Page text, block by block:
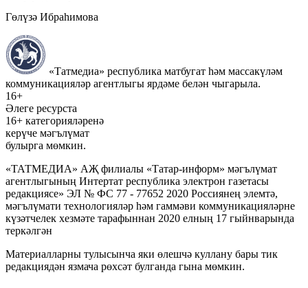
Гөлүзә Ибраһимова
«Татмедиа» республика матбугат һәм массакүләм
коммуникацияләр агентлыгы ярдәме белән чыгарыла.
16+
Әлеге ресурста
16+ категорияләренә
керүче мәгълүмат
булырга мөмкин.
«ТАТМЕДИА» АҖ филиалы «Татар-информ» мәгълүмат
агентлыгының Интертат республика электрон газетасы
редакциясе» ЭЛ № ФС 77 - 77652 2020 Россиянең элемтә,
мәгълүмати технологияләр һәм гаммәви коммуникацияләрне
күзәтчелек хезмәте тарафыннан 2020 елның 17 гыйнварында
теркәлгән
Материалларны тулысынча яки өлешчә куллану бары тик
редакциядән язмача рөхсәт булганда гына мөмкин.